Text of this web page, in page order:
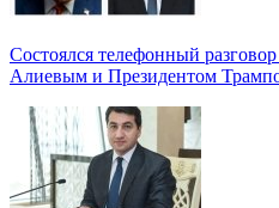
Состоялся телефонный
Алиевым и Президентом